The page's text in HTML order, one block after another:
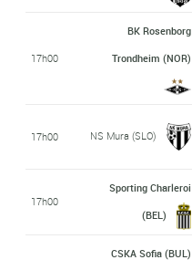
17h00
BK Rosenborg
Trondheim (NOR)
17h00 NS Mura (SLO)
17h00
Sporting Charleroi
(BEL)
CSKA Sofia (BUL)